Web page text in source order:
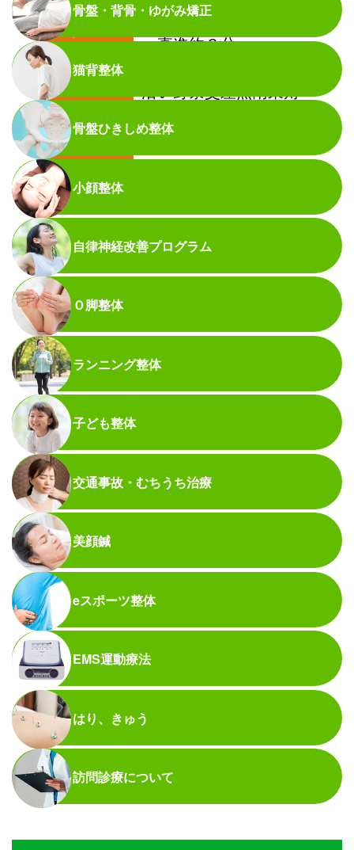
アクセス
篠ＩＣ下車そのまま北
へ直進約３分
こちら
骨盤・背骨・ゆがみ矯正
猫背整体
骨盤ひきしめ整体
小顔整体
自律神経改善プログラム
Ｏ脚整体
ランニング整体
子ども整体
交通事故・むちうち治療
美顔鍼
eスポーツ整体
EMS運動療法
はり、きゅう
訪問診療について